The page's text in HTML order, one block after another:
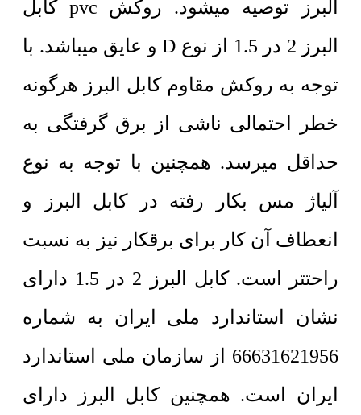
البرز توصیه میشود. روکش pvc کابل
البرز 2 در 1.5 از نوع D و عایق میباشد. با
توجه به روکش مقاوم کابل البرز هرگونه
خطر احتمالی ناشی از برق گرفتگی به
حداقل میرسد. همچنین با توجه به نوع
آلیاژ مس بکار رفته در کابل البرز و
انعطاف آن کار برای برقکار نیز به نسبت
راحتتر است. کابل البرز 2 در 1.5 دارای
نشان استاندارد ملی ایران به شماره
66631621956 از سازمان ملی استاندارد
ایران است. همچنین کابل البرز دارای